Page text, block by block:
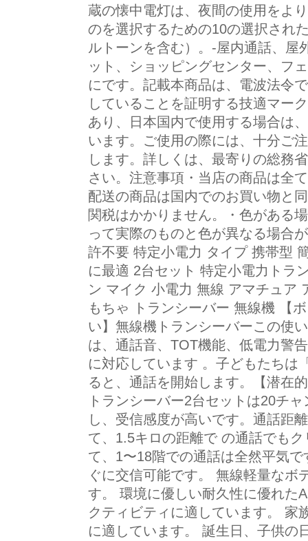
蔵の懐中電灯は、夜間の使用をよ
のを選択するための10の選択され
ルトーンを含む）。-屋内通話、屋
ット、ショッピングセンター、フ
にです。記載本商品は、電波法令
していることを証明する技適マー
あり、日本国内で使用する場合は
います。ご使用の際には、十分ご
します。詳しくは、最寄りの総務
さい。注意事項・当店の商品は全
配送の商品は国内でのお買い物と
関税はかかりません。・色がある
って実際のものと色が異なる場合
許不要 特定小電力 タイプ 携帯型
に最適 2台セット 特定小電力トラ
ン マイク 小電力 無線 アマチュア
もちゃ トランシーバー 無線機 【
い】無線機トランシーバーこの使
は、通話音、TOT機能、低電力警
に対応しています 。子どもたちは
ると、通話を開始します。【潜在
トランシーバー2台セットは20チ
し、受信感度が高いです。通話距
て、1.5キロの距離で の通話でも
て、1〜18階での通話は全然平気
ぐに交信可能です。 無線軽量なボ
す。 環境に優しい耐久性に優れた
クティビティに適しています。 家
に適しています。 誕生日、子供の